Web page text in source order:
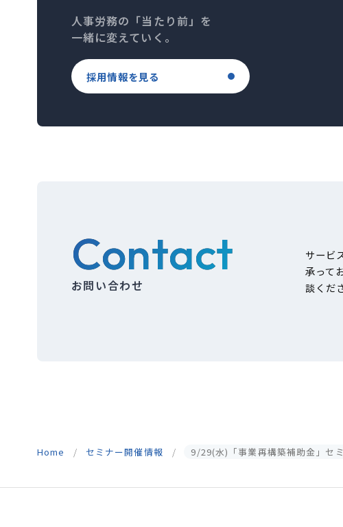
人事労務の「当たり前」を
一緒に変えていく。
採用情報を見る
Contact
お問い合わせ
サービ
承って
談くだ
Home セミナー開催情報 9/29(水)「事業再構築補助金」セ